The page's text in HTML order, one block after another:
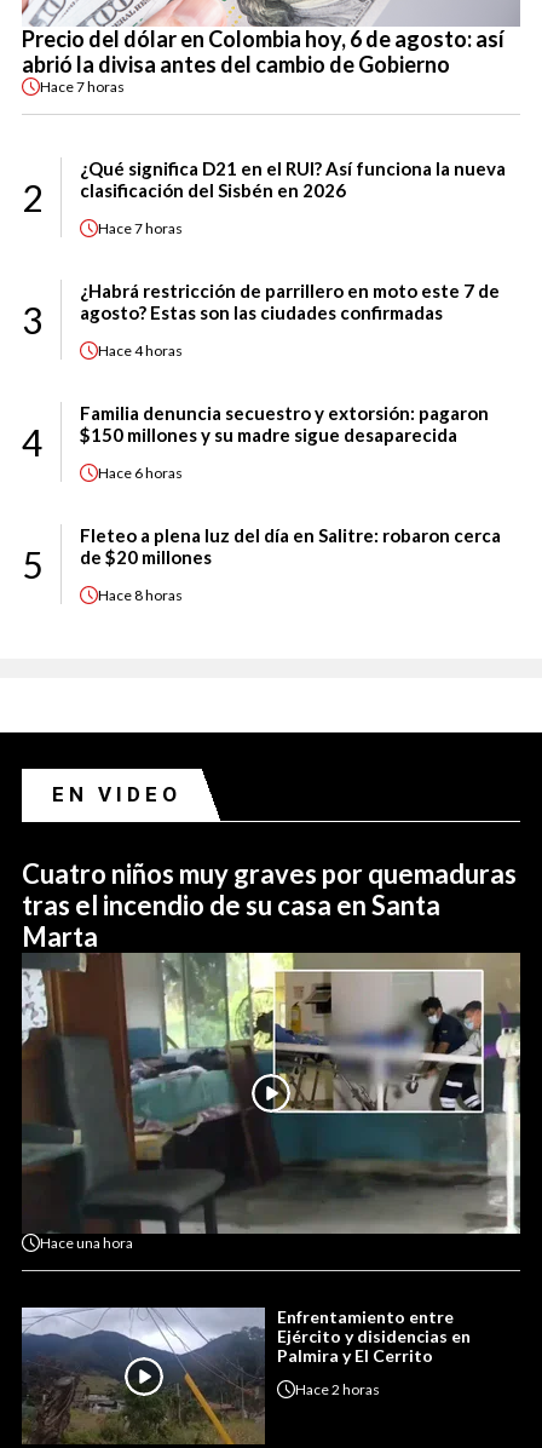
Precio del dólar en Colombia hoy, 6 de agosto: así
abrió la divisa antes del cambio de Gobierno
Hace7 horas
2
¿Qué significa D21 en el RUI? Así funciona la nueva
clasificación del Sisbén en 2026
Hace7 horas
3
¿Habrá restricción de parrillero en moto este 7 de
agosto? Estas son las ciudades confirmadas
Hace4 horas
4
Familia denuncia secuestro y extorsión: pagaron
$150 millones y su madre sigue desaparecida
Hace 6 horas
5
Fleteo a plena luz del día en Salitre: robaron cerca
de $20 millones
Hace8 horas
EN VIDEO
Cuatro niños muy graves por quemaduras
tras el incendio de su casa en Santa
Marta
Haceuna hora
Enfrentamiento entre
Ejército y disidencias en
Palmira y El Cerrito
Hace2 horas